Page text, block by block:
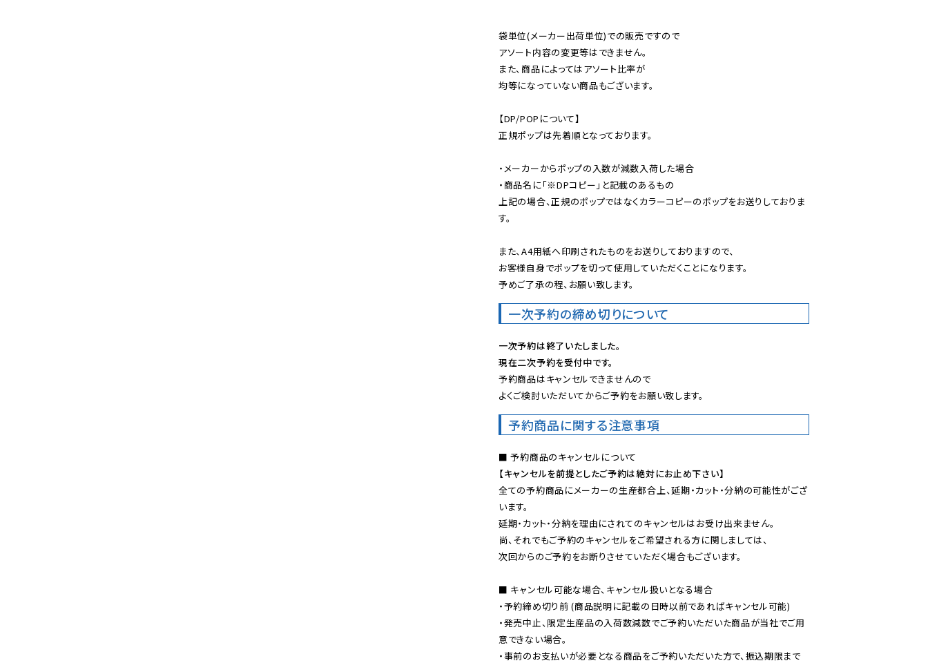
袋単位(メーカー出荷単位)での販売ですので
アソート内容の変更等はできません。
また、商品によってはアソート比率が
均等になっていない商品もございます。
【DP/POPについて】
正規ポップは先着順となっております。
・メーカーからポップの入数が減数入荷した場合
・商品名に「※DPコピー」と記載のあるもの
上記の場合、正規のポップではなくカラーコピーのポップをお送りしておりま
す。
また、A4用紙へ印刷されたものをお送りしておりますので、
お客様自身でポップを切って使用していただくことになります。
予めご了承の程、お願い致します。
一次予約の締め切りについて
一次予約は終了いたしました。
現在二次予約を受付中です。
予約商品はキャンセルできませんので
よくご検討いただいてからご予約をお願い致します。
予約商品に関する注意事項
【キャンセルを前提としたご予約は絶対にお止め下さい】
全ての予約商品にメーカーの生産都合上、延期・カット・分納の可能性がござ
います。
延期・カット・分納を理由にされてのキャンセルはお受け出来ません。
尚、それでもご予約のキャンセルをご希望される方に関しましては、
次回からのご予約をお断りさせていただく場合もございます。
■ キャンセル可能な場合、キャンセル扱いとなる場合
・予約締め切り前 (商品説明に記載の日時以前であればキャンセル可能)
・発売中止、限定生産品の入荷数減数でご予約いただいた商品が当社でご用
意できない場合。
・事前のお支払いが必要となる商品をご予約いただいた方で、振込期限まで